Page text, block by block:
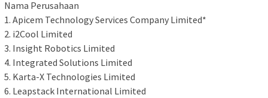
Nama Perusahaan
1. Apicem Technology Services Company Limited*
2. i2Cool Limited
3. Insight Robotics Limited
4. Integrated Solutions Limited
5. Karta-X Technologies Limited
6. Leapstack International Limited